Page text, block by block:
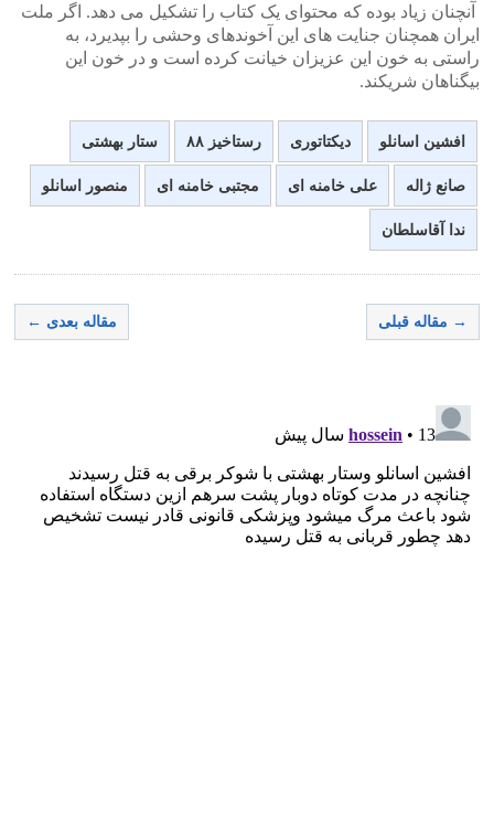
آنچنان زیاد بوده که محتوای یک کتاب را تشکیل می دهد. اگر ملت
ایران همچنان جنایت های این آخوندهای وحشی را بپدیرد، به
راستی به خون این عزیزان خیانت کرده است و در خون این
بیگناهان شریکند.
افشین اسانلو دیکتاتوری رستاخیز ۸۸ ستار بهشتی
صانع ژاله علی خامنه ای مجتبی خامنه ای منصور اسانلو
ندا آقاسلطان
→ مقاله قبلی مقاله بعدی ←